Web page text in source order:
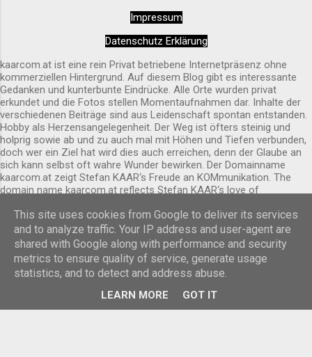
sehr entspannend und rundherum harmonisch.
Alles wirkt sehr sauber und liebevoll gepflegt.
Außen ist sie schon von Weitem erkennbar.
Impressum
Datenschutz Erklärung
kaarcom.at ist eine rein Privat betriebene Internetpräsenz ohne
kommerziellen Hintergrund. Auf diesem Blog gibt es interessante
Gedanken und kunterbunte Eindrücke. Alle Orte wurden privat
erkundet und die Fotos stellen Momentaufnahmen dar. Inhalte der
verschiedenen Beiträge sind aus Leidenschaft spontan entstanden.
Hobby als Herzensangelegenheit. Der Weg ist öfters steinig und
holprig sowie ab und zu auch mal mit Höhen und Tiefen verbunden,
doch wer ein Ziel hat wird dies auch erreichen, denn der Glaube an
sich kann selbst oft wahre Wunder bewirken. Der Domainname
kaarcom.at zeigt Stefan KAAR‘s Freude an KOMmunikation. The
domain name kaarcom.at reflects Stefan KAAR‘s love of
Powered by Blogger
Designbilder vonCimmerian
This site uses cookies from Google to deliver its services
and to analyze traffic. Your IP address and user-agent are
shared with Google along with performance and security
metrics to ensure quality of service, generate usage
statistics, and to detect and address abuse.
LEARN MORE GOT IT